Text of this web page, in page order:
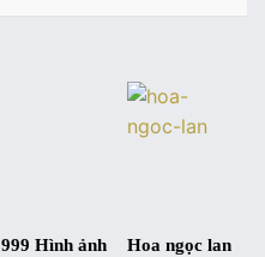
999 Hình ảnh
Hoa ngọc lan